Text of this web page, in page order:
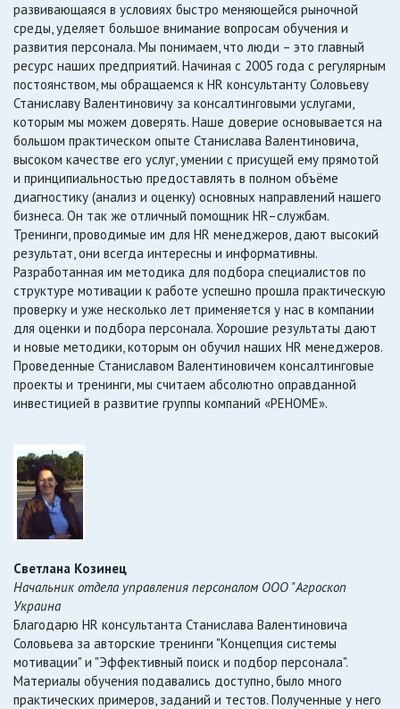
развивающаяся в условиях быстро меняющейся рыночной
среды, уделяет большое внимание вопросам обучения и
развития персонала. Мы понимаем, что люди – это главный
ресурс наших предприятий. Начиная с 2005 года с регулярным
постоянством, мы обращаемся к HR консультанту Соловьеву
Станиславу Валентиновичу за консалтинговыми услугами,
которым мы можем доверять. Наше доверие основывается на
большом практическом опыте Станислава Валентиновича,
высоком качестве его услуг, умении с присущей ему прямотой
и принципиальностью предоставлять в полном объёме
диагностику (анализ и оценку) основных направлений нашего
бизнеса. Он так же отличный помощник HR–службам.
Тренинги, проводимые им для HR менеджеров, дают высокий
результат, они всегда интересны и информативны.
Разработанная им методика для подбора специалистов по
структуре мотивации к работе успешно прошла практическую
проверку и уже несколько лет применяется у нас в компании
для оценки и подбора персонала. Хорошие результаты дают
и новые методики, которым он обучил наших HR менеджеров.
Проведенные Станиславом Валентиновичем консалтинговые
проекты и тренинги, мы считаем абсолютно оправданной
инвестицией в развитие группы компаний «РЕНОМЕ».
Светлана Козинец
Начальник отдела управления персоналом ООО "Агроскоп
Украина
Благодарю HR консультанта Станислава Валентиновича
Соловьева за авторские тренинги "Концепция системы
мотивации" и "Эффективный поиск и подбор персонала".
Материалы обучения подавались доступно, было много
практических примеров, заданий и тестов. Полученные у него